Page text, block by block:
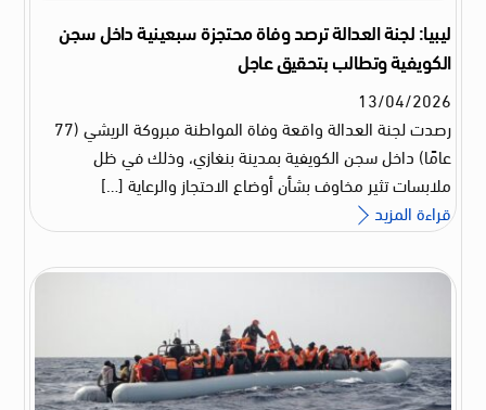
ليبيا: لجنة العدالة ترصد وفاة محتجزة سبعينية داخل سجن
الكويفية وتطالب بتحقيق عاجل
13/04/2026
رصدت لجنة العدالة واقعة وفاة المواطنة مبروكة الريشي (77
عامًا) داخل سجن الكويفية بمدينة بنغازي، وذلك في ظل
ملابسات تثير مخاوف بشأن أوضاع الاحتجاز والرعاية […]
قراءة المزيد